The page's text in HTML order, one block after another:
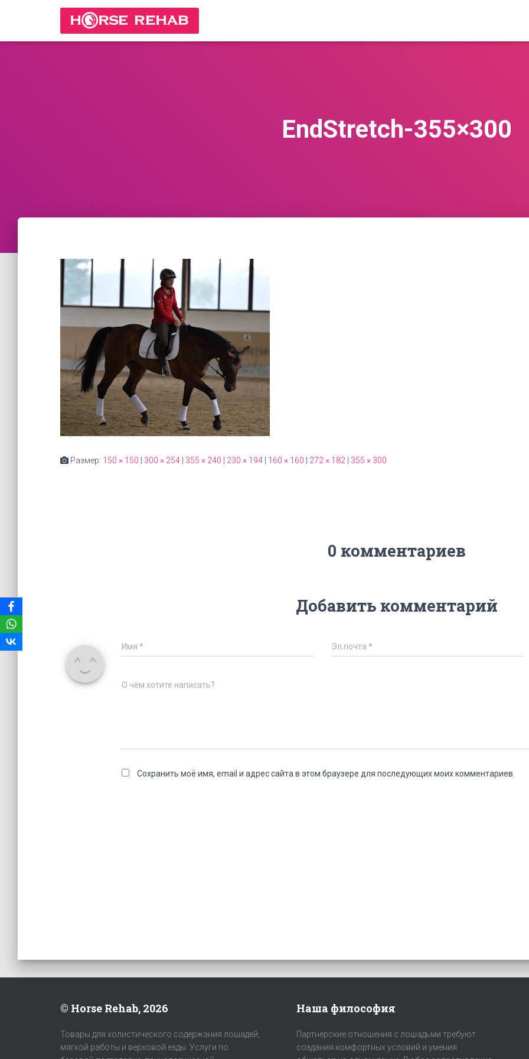
EndStretch-355×300
Размер: 150 × 150 300 × 254 355 × 240 230 × 194 160 × 160 272 × 182 355 × 300
0 комментариев
Добавить комментарий
Имя * Эл.почта*
О чём хотите написать?
Сохранить моё имя, email и адрес сайта в этом браузере для последующих моих комментариев.
© Horse Rehab, 2026
Товары для холистического содержания лошадей,
мягкой работы и верховой езды. Услуги по
Наша философия
Партнерские отношения с лошадьми требуют
создания комфортных условий и умения